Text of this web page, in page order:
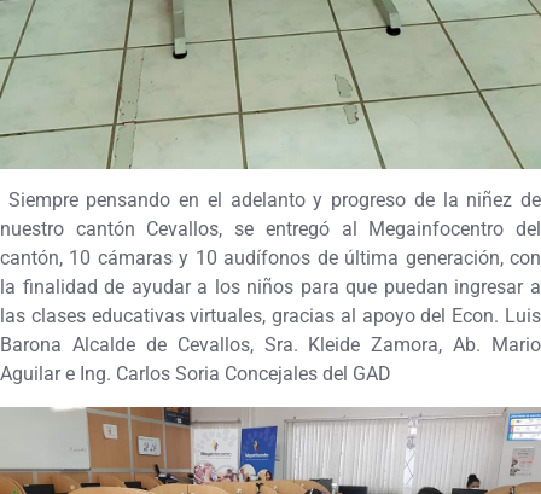
Siempre pensando en el adelanto y progreso de la niñez de
nuestro cantón Cevallos, se entregó al Megainfocentro del
cantón, 10 cámaras y 10 audífonos de última generación, con
la finalidad de ayudar a los niños para que puedan ingresar a
las clases educativas virtuales, gracias al apoyo del Econ. Luis
Barona Alcalde de Cevallos, Sra. Kleide Zamora, Ab. Mario
Aguilar e Ing. Carlos Soria Concejales del GAD